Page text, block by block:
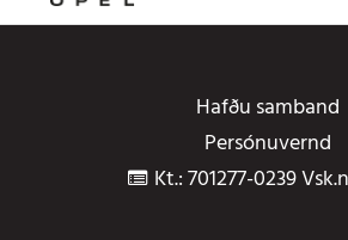
Hafðu samband
Persónuvernd
Kt.: 701277-0239